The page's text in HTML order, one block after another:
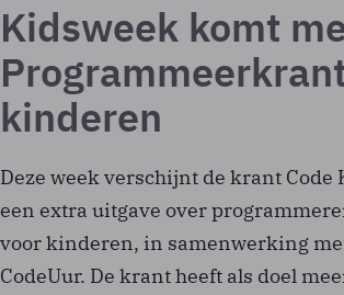
Kidsweek komt
kinderen
Deze week verschijnt de krant Code
een extra uitgave over
voor kinderen, in samenwerking
CodeUur. De krant heeft als doel